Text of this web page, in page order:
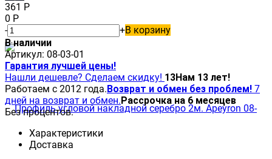
361 Р
0 Р
-
+В корзину
В наличии
Артикул: 08-03-01
Гарантия лучшей цены!
Нашли дешевле? Сделаем скидку! 13Нам 13 лет!
Работаем с 2012 года.Возврат и обмен без проблем! 7
дней на возврат и обмен.Рассрочка на 6 месяцев
Без процентов.
Характеристики
Доставка